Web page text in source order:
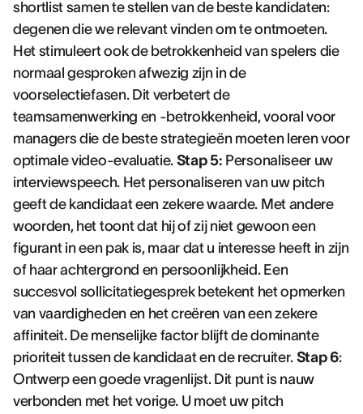
shortlist samen te stellen van de beste kandidaten:
degenen die we relevant vinden om te ontmoeten.
Het stimuleert ook de betrokkenheid van spelers die
normaal gesproken afwezig zijn in de
voorselectiefasen. Dit verbetert de
teamsamenwerking en -betrokkenheid, vooral voor
managers die de beste strategieën moeten leren voor
optimale video-evaluatie. Stap 5: Personaliseer uw
interviewspeech. Het personaliseren van uw pitch
geeft de kandidaat een zekere waarde. Met andere
woorden, het toont dat hij of zij niet gewoon een
figurant in een pak is, maar dat u interesse heeft in zijn
of haar achtergrond en persoonlijkheid. Een
succesvol sollicitatiegesprek betekent het opmerken
van vaardigheden en het creëren van een zekere
affiniteit. De menselijke factor blijft de dominante
prioriteit tussen de kandidaat en de recruiter. Stap 6:
Ontwerp een goede vragenlijst. Dit punt is nauw
verbonden met het vorige. U moet uw pitch